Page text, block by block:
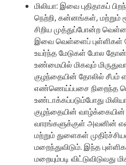
மிலியா: இவை புதிதாகப்
நெற்றி, கன்னங்கள், மற்றும்
சிறிய முத்துப்போன்ற
இவை வெள்ளைப் புள்ளிகள்
உயர்ந்த மேடுகள் போல
உண்மையில் மிகவும்
குழந்தையின் தோலில் சீபம்
எண்ணெய்ப்பசை நிறைந்த
உண்டாக்கப்படும்போது மிலியா
குழந்தையின்
வாரங்களுக்குள் அவனின்
மற்றும் துளைகள்
மறைந்துவிடும். இந்த
மறையும்படி விட்டுவிடுவது